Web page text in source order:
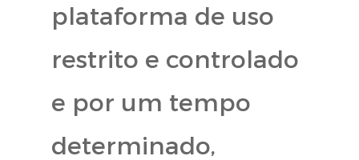
plataforma de uso
restrito e controlado
e por um tempo
determinado,